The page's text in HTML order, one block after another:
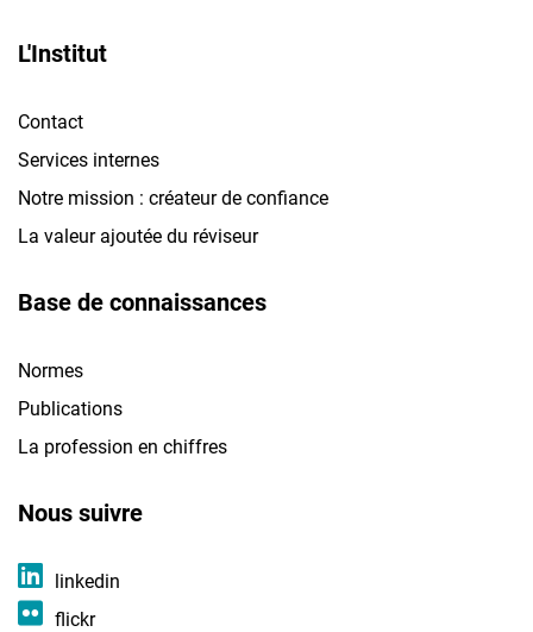
L'Institut
Contact
Services internes
Notre mission : créateur de confiance
La valeur ajoutée du réviseur
Base de connaissances
Normes
Publications
La profession en chiffres
Nous suivre
linkedin
flickr